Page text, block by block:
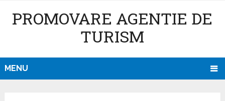
PROMOVARE AGENTIE DE
TURISM
MENU